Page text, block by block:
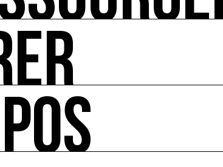
et inspirantes sur les enjeux croisés culture
l’écologie culturelle en France et dans le